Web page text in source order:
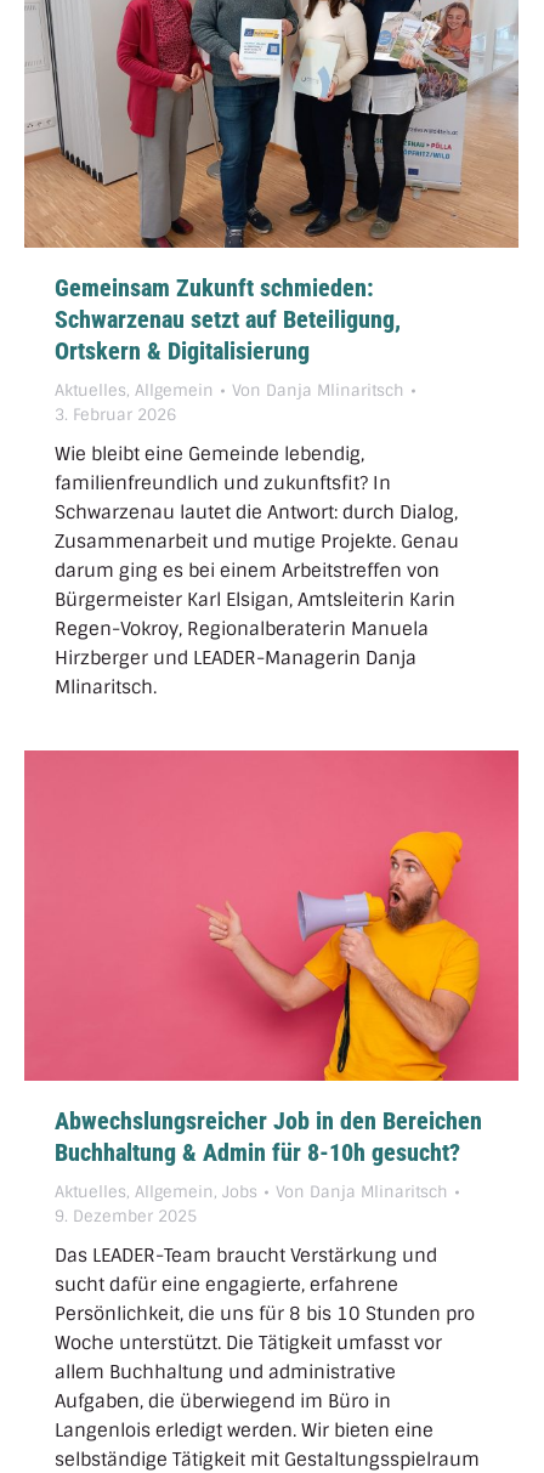
Gemeinsam Zukunft schmieden:
Schwarzenau setzt auf Beteiligung,
Ortskern & Digitalisierung
Aktuelles, Allgemein Von Danja Mlinaritsch
3. Februar 2026
Wie bleibt eine Gemeinde lebendig,
familienfreundlich und zukunftsfit? In
Schwarzenau lautet die Antwort: durch Dialog,
Zusammenarbeit und mutige Projekte. Genau
darum ging es bei einem Arbeitstreffen von
Bürgermeister Karl Elsigan, Amtsleiterin Karin
Regen-Vokroy, Regionalberaterin Manuela
Hirzberger und LEADER-Managerin Danja
Mlinaritsch.
Abwechslungsreicher Job in den Bereichen
Buchhaltung & Admin für 8-10h gesucht?
Aktuelles, Allgemein, Jobs Von Danja Mlinaritsch
9. Dezember 2025
Das LEADER-Team braucht Verstärkung und
sucht dafür eine engagierte, erfahrene
Persönlichkeit, die uns für 8 bis 10 Stunden pro
Woche unterstützt. Die Tätigkeit umfasst vor
allem Buchhaltung und administrative
Aufgaben, die überwiegend im Büro in
Langenlois erledigt werden. Wir bieten eine
selbständige Tätigkeit mit Gestaltungsspielraum